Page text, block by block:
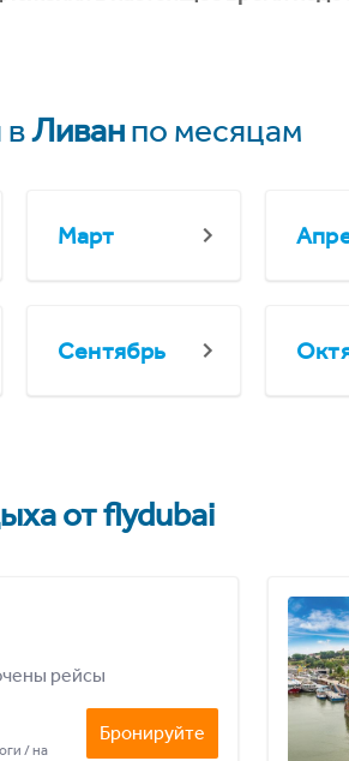
Ливанпо месяцам
Март
Сентябрь
от flydubai
рейсы
/ на
Бронируйте